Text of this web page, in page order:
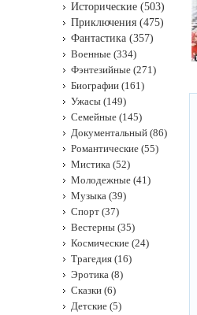
Исторические (503)
Приключения (475)
Фантастика (357)
Военные (334)
Фэнтезийные (271)
Биографии (161)
Ужасы (149)
Семейные (145)
Документальный (86)
Романтические (55)
Мистика (52)
Молодежные (41)
Музыка (39)
Спорт (37)
Вестерны (35)
Космические (24)
Трагедия (16)
Эротика (8)
Сказки (6)
Детские (5)